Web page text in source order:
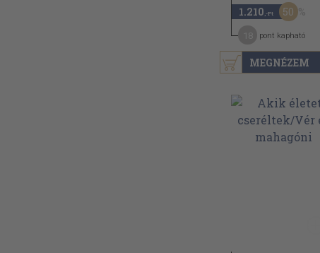
MEGNÉZEM
1.210 ,-Ft 50
pont kapható